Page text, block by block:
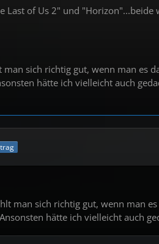
Last of Us 2" und
sich richtig gut, wenn man es
hätte ich vielleicht auch
man sich richtig gut, wenn man
hätte ich vielleicht auch